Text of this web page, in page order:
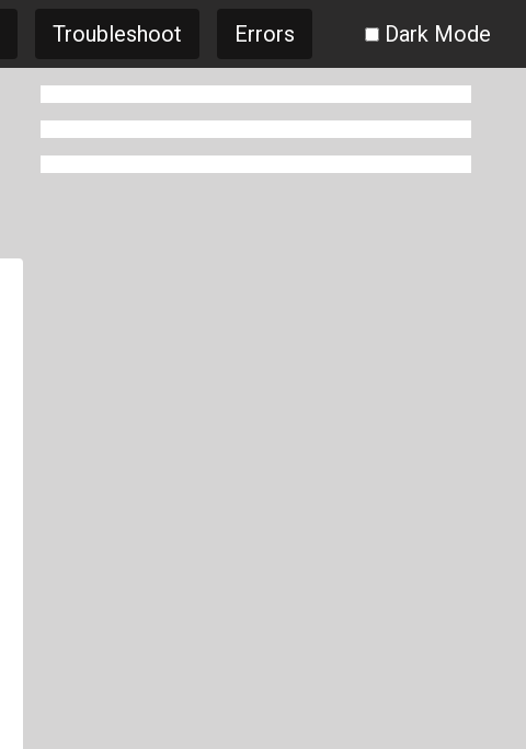
Troubleshoot Errors Dark Mode